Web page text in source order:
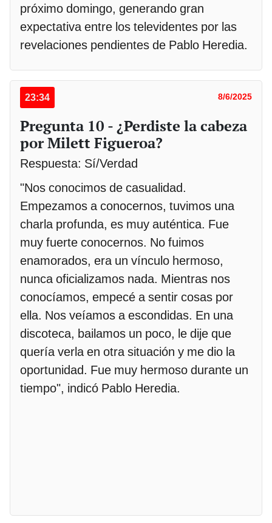
próximo domingo, generando gran
expectativa entre los televidentes por las
revelaciones pendientes de Pablo Heredia.
23:34 8/6/2025
Pregunta 10 - ¿Perdiste la cabeza
por Milett Figueroa?
Respuesta: Sí/Verdad
"Nos conocimos de casualidad.
Empezamos a conocernos, tuvimos una
charla profunda, es muy auténtica. Fue
muy fuerte conocernos. No fuimos
enamorados, era un vínculo hermoso,
nunca oficializamos nada. Mientras nos
conocíamos, empecé a sentir cosas por
ella. Nos veíamos a escondidas. En una
discoteca, bailamos un poco, le dije que
quería verla en otra situación y me dio la
oportunidad. Fue muy hermoso durante un
tiempo", indicó Pablo Heredia.